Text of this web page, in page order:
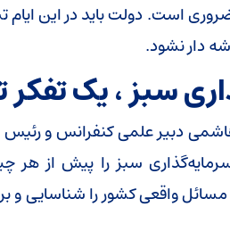
است. دولت باید در این ایام
دار نشود.
سبز ، یک
دبیر علمی کنفرانس و
سبز را پیش از هر
مسائل واقعی کشور را شناسایی و